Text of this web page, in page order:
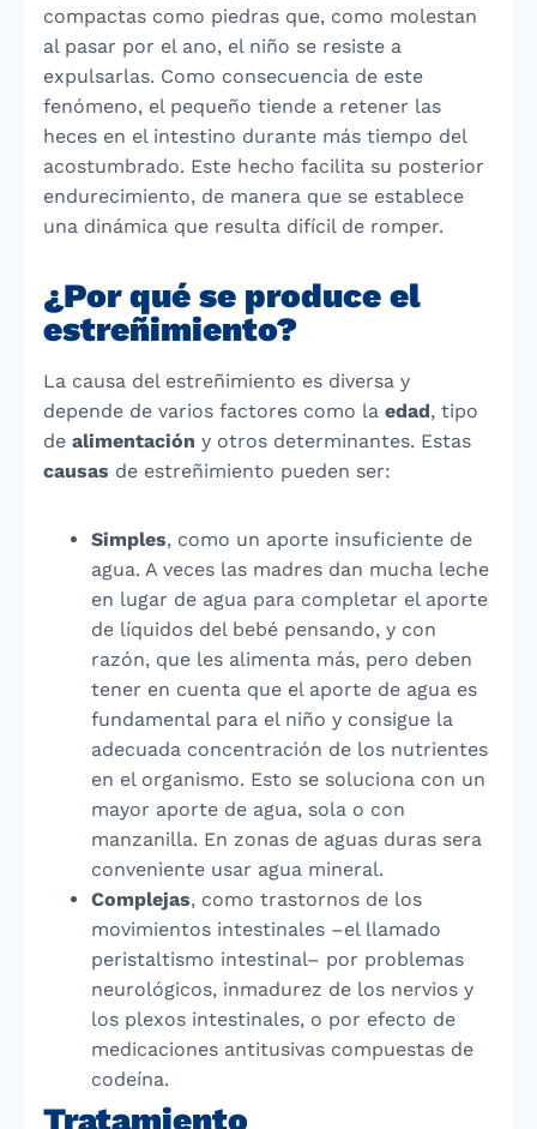
compactas como piedras que, como molestan
al pasar por el ano, el niño se resiste a
expulsarlas. Como consecuencia de este
fenómeno, el pequeño tiende a retener las
heces en el intestino durante más tiempo del
acostumbrado. Este hecho facilita su posterior
endurecimiento, de manera que se establece
una dinámica que resulta difícil de romper.
¿Por qué se produce el
estreñimiento?
La causa del estreñimiento es diversa y
depende de varios factores como la edad, tipo
de alimentación y otros determinantes. Estas
causas de estreñimiento pueden ser:
Simples, como un aporte insuficiente de
agua. A veces las madres dan mucha leche
en lugar de agua para completar el aporte
de líquidos del bebé pensando, y con
razón, que les alimenta más, pero deben
tener en cuenta que el aporte de agua es
fundamental para el niño y consigue la
adecuada concentración de los nutrientes
en el organismo. Esto se soluciona con un
mayor aporte de agua, sola o con
manzanilla. En zonas de aguas duras sera
conveniente usar agua mineral.
Complejas, como trastornos de los
movimientos intestinales –el llamado
peristaltismo intestinal– por problemas
neurológicos, inmadurez de los nervios y
los plexos intestinales, o por efecto de
medicaciones antitusivas compuestas de
codeína.
Tratamiento